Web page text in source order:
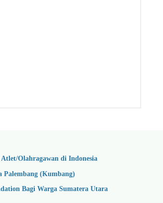
Olahragawan di Indonesia
Palembang (Kumbang)
Bagi Warga Sumatera Utara